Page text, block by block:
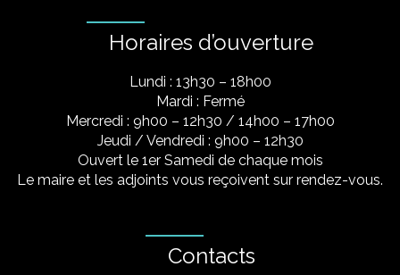
Horaires d’ouverture
Lundi : 13h30 – 18h00
Mardi : Fermé
Mercredi : 9h00 – 12h30 / 14h00 – 17h00
Jeudi / Vendredi : 9h00 – 12h30
Ouvert le 1er Samedi de chaque mois
Le maire et les adjoints vous reçoivent sur rendez-vous.
Contacts